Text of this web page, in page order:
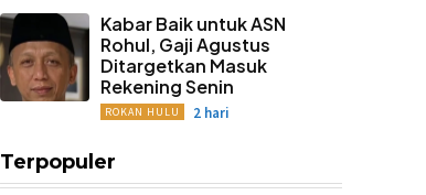
Kabar Baik untuk ASN
Rohul, Gaji Agustus
Ditargetkan Masuk
Rekening Senin
ROKAN HULU 2 hari
Terpopuler